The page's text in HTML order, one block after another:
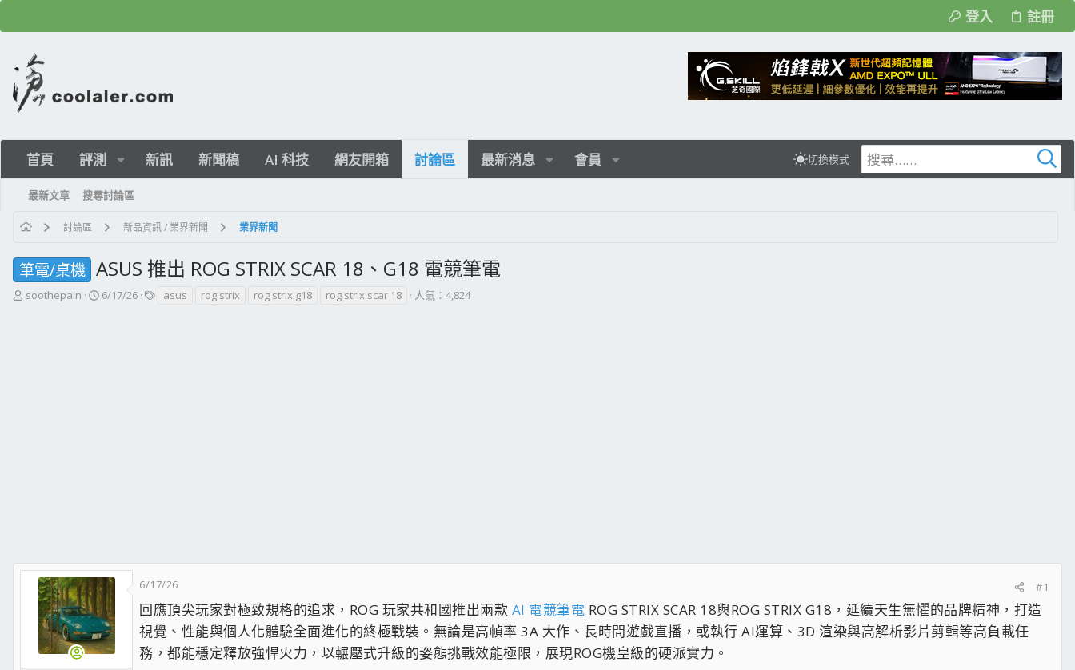
登入 註冊
首頁 評測 新訊 新聞稿 AI 科技 網友開箱 討論區 最新消息 會員 切換模式
最新文章 搜尋討論區
討論區 新品資訊 / 業界新聞 業界新聞
筆電/桌機 ASUS 推出 ROG STRIX SCAR 18、G18 電競筆電
主
soothepain
開
6/17/26
標asus rog strix rog strix g18 rog strix scar 18 人氣：4,824
6/17/26 #1
回應頂尖玩家對極致規格的追求，ROG 玩家共和國推出兩款 AI 電競筆電 ROG STRIX SCAR 18與ROG STRIX G18，延續天生無懼的品牌精神，打造
視覺、性能與個人化體驗全面進化的終極戰裝。無論是高幀率 3A 大作、長時間遊戲直播，或執行 AI運算、3D 渲染與高解析影片剪輯等高負載任
務，都能穩定釋放強悍火力，以輾壓式升級的姿態挑戰效能極限，展現ROG機皇級的硬派實力。